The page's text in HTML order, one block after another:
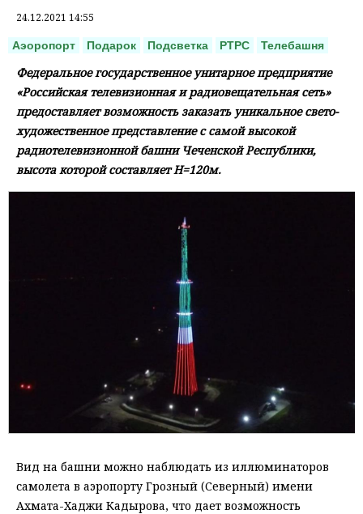
24.12.2021 14:55
Аэоропорт Подарок Подсветка РТРС Телебашня
Федеральное государственное унитарное предприятие
«Российская телевизионная и радиовещательная сеть»
предоставляет возможность заказать уникальное свето-
художественное представление с самой высокой
радиотелевизионной башни Чеченской Республики,
высота которой составляет Н=120м.
Вид на башни можно наблюдать из иллюминаторов
самолета в аэропорту Грозный (Северный) имени
Ахмата-Хаджи Кадырова, что дает возможность